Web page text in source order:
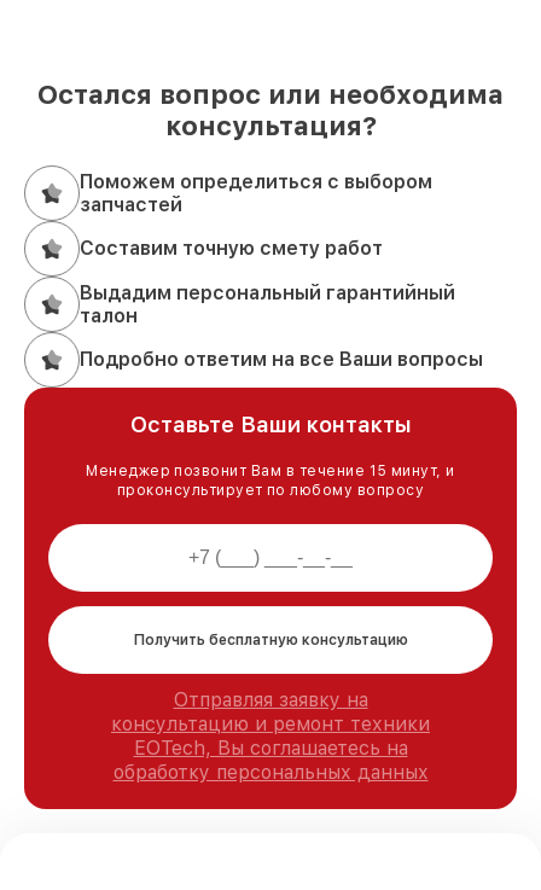
Остался вопрос или необходима
консультация?
Поможем определиться с выбором
запчастей
Составим точную смету работ
Выдадим персональный гарантийный
талон
Подробно ответим на все Ваши вопросы
Оставьте Ваши контакты
Менеджер позвонит Вам в течение 15 минут, и
проконсультирует по любому вопросу
Получить бесплатную консультацию
Отправляя заявку на
консультацию и ремонт техники
EOTech, Вы соглашаетесь на
обработку персональных данных